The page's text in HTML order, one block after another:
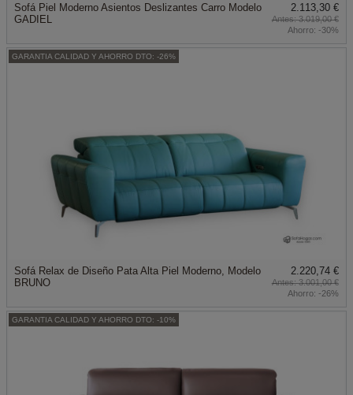
Sofá Piel Moderno Asientos Deslizantes Carro Modelo
GADIEL
2.113,30 €
3.019,00 €
Ahorro: -30%
GARANTIA CALIDAD Y AHORRO DTO: -26%
Sofá Relax de Diseño Pata Alta Piel Moderno, Modelo
BRUNO
2.220,74 €
3.001,00 €
Ahorro: -26%
GARANTIA CALIDAD Y AHORRO DTO: -10%